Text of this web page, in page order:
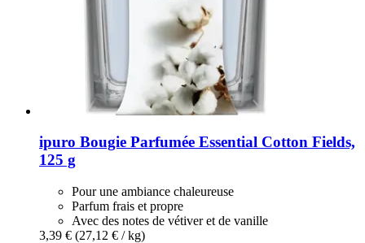
ipuro Bougie Parfumée Essential Cotton Fields,
125 g
Pour une ambiance chaleureuse
Parfum frais et propre
Avec des notes de vétiver et de vanille
3,39 € (27,12 € / kg)